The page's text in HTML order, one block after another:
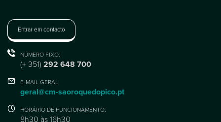
Entrar em contacto
NÚMERO FIXO:
(+ 351) 292 648 700
E-MAIL GERAL:
geral@cm-saoroquedopico.pt
HORÁRIO DE FUNCIONAMENTO:
8h30 às 16h30